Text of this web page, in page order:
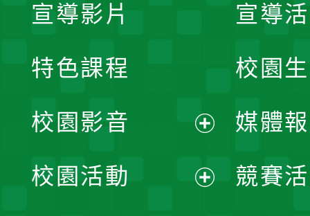
宣導
校園
媒體
競賽
宣導影片
特色課程
校園影音
開
校園活動